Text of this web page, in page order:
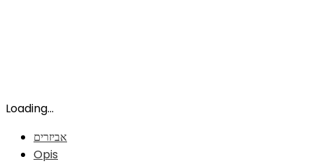
Loading...
אביזרים
Opis